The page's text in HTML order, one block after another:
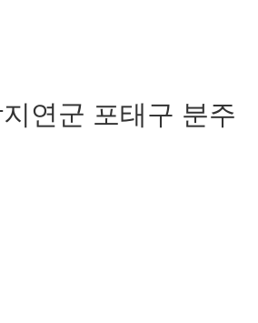
연군 포태구 분주